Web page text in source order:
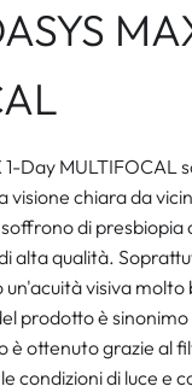
1-Day
visione chiara da
di
alta qualità.
visiva molto
prodotto è
ottenuto grazie al
condizioni di luce e